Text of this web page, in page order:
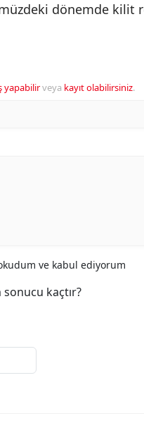
dönemde kilit
yapabilirveya kayıt olabilirsiniz.
ve kabul ediyorum
kaçtır?